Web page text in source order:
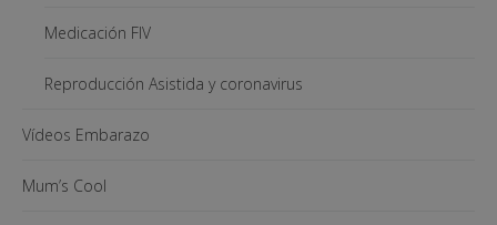
Medicación FIV
Reproducción Asistida y coronavirus
Vídeos Embarazo
Mum’s Cool